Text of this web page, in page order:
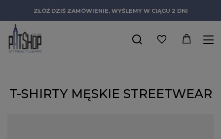
ZŁÓŻ DZIŚ ZAMÓWIENIE, WYŚLEMY W CIĄGU 2 DNI
T-SHIRTY MĘSKIE STREETWEAR